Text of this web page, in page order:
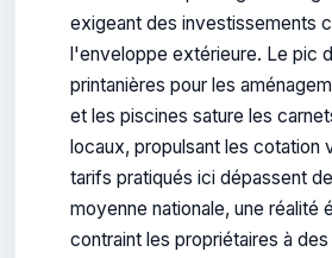
exigeant des investissements
l'enveloppe extérieure. Le pic
printanières pour les
et les piscines sature les
locaux, propulsant les cotation
tarifs pratiqués ici dépassent
moyenne nationale, une réalité
contraint les propriétaires à